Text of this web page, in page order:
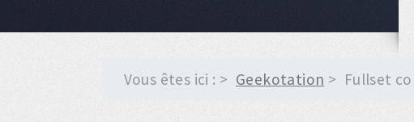
Vous êtes ici : Geekotation Fullset